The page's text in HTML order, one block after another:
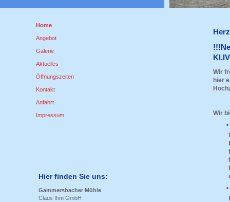
Home
Angebot
Galerie
Aktuelles
Öffnungszeiten
Kontakt
Anfahrt
Impressum
Hier finden Sie uns:
Gammersbacher Mühle
Claus Ihm GmbH
Wir
hier
Wir
für
für
für
für
für
für